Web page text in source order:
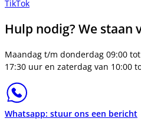
TikTok
Hulp nodig? We staan
Maandag t/m donderdag 09:00
17:30 uur en zaterdag van 10:00
Whatsapp: stuur ons een bericht